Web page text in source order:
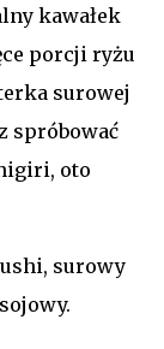
kawałek
porcji ryżu
surowej
spróbować
oto
surowy